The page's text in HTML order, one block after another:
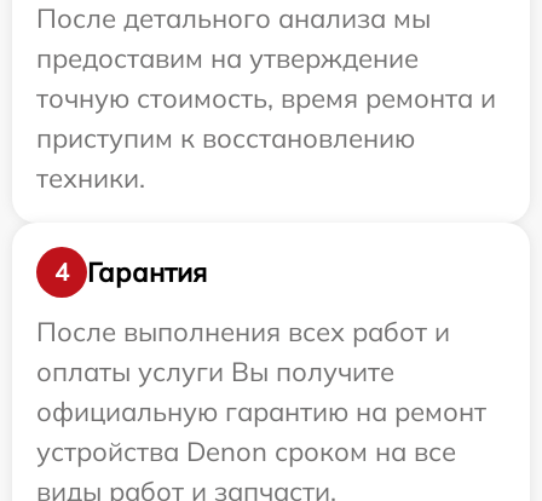
После детального анализа мы
предоставим на утверждение
точную стоимость, время ремонта и
приступим к восстановлению
техники.
4
Гарантия
После выполнения всех работ и
оплаты услуги Вы получите
официальную гарантию на ремонт
устройства Denon сроком на все
виды работ и запчасти.